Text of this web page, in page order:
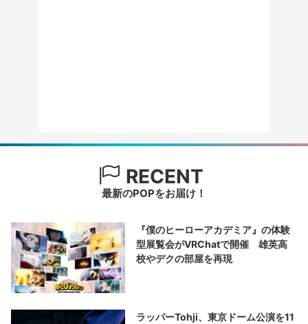
RECENT
最新のPOPをお届け！
『僕のヒーローアカデミア』の体験
型展覧会がVRChatで開催 雄英高
校やデクの部屋を再現
ラッパーTohji、東京ドーム公演を11